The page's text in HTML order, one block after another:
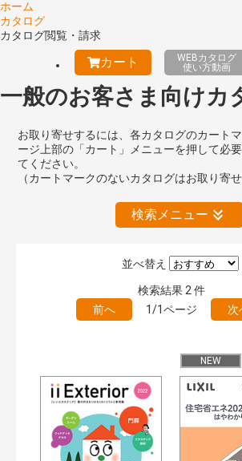
ホーム
カタログ
カタログ閲覧・請求
カート
WEBカタログ
使い方動画
一般のお客さま向けカ
お取り寄せするには、各カタログのカート
ージ上部の「カート」メニューを押して必
てください。
（カートマークのないカタログはお取り寄
検索メニュー
絞り込みの解除
目次も検
おすすめハッシュタグ
まずはここから（2）
リフォームお
省エネ住宅関連（1）
補助金・優遇
カタログ一覧＆使い方（1）
並べ替え
検索結果 2 件
前へ
1/1ページ 次
NEW